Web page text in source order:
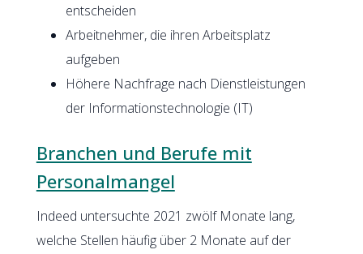
entscheiden
Arbeitnehmer, die ihren Arbeitsplatz
aufgeben
Höhere Nachfrage nach Dienstleistungen
der Informationstechnologie (IT)
Branchen und Berufe mit
Personalmangel
Indeed untersuchte 2021 zwölf Monate lang,
welche Stellen häufig über 2 Monate auf der